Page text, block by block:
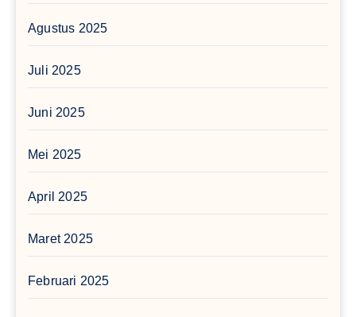
Agustus 2025
Juli 2025
Juni 2025
Mei 2025
April 2025
Maret 2025
Februari 2025